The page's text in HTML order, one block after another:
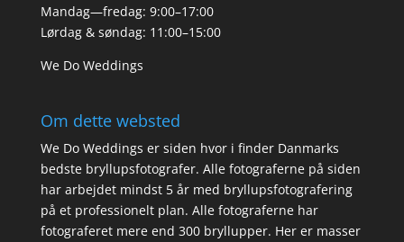
Mandag—fredag: 9:00–17:00
Lørdag & søndag: 11:00–15:00
We Do Weddings
Om dette websted
We Do Weddings er siden hvor i finder Danmarks
bedste bryllupsfotografer. Alle fotograferne på siden
har arbejdet mindst 5 år med bryllupsfotografering
på et professionelt plan. Alle fotograferne har
fotograferet mere end 300 bryllupper. Her er masser